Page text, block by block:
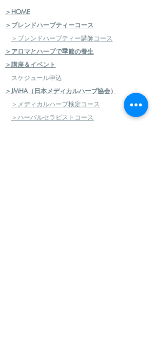
＞HOME
＞ブレンドハーブティーコース
＞ブレンドハーブティー講師コース
＞アロマとハーブで季節の養生
＞講座＆イベント
スケジュール申込
＞JMHA（日本メディカルハーブ協会）
＞メディカルハーブ検定コース
＞ハーバルセラピストコース